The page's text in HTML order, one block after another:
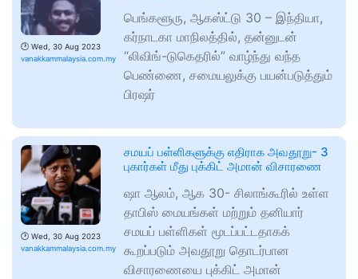
🕑 Wed, 30 Aug 2023
vanakkammalaysia.com.my
பெங்களூரு, ஆகஸ்ட்டு 30 – இந்தியா,
கர்நாடகா மாநிலத்தில், தன்னுடன்
“லிவிங்-டுகெதரில்” வாழ்ந்து வந்த
பெண்ணை, சமையலுக்கு பயன்படுத்தும்
பிரஷர்
🕑 Wed, 30 Aug 2023
vanakkammalaysia.com.my
சமயப் பள்ளிகளுக்கு எதிராக அவதூறு- 3
புகார்கள் மீது புக்கிட் அமான் விசாரணை
ஷா ஆலம், ஆக 30- சிலாங்கூரில் உள்ள
தாபிஸ் மையங்கள் மற்றும் தனியார்
சமயப் பள்ளிகள் மூடப்பட்டதாகக்
கூறப்படும் அவதூறு தொடர்பான
விசாரணையை புக்கிட் அமான்